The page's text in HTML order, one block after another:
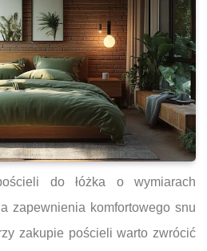
do łóżka o wymiarach
zapewnienia komfortowego snu
zakupie pościeli warto zwrócić